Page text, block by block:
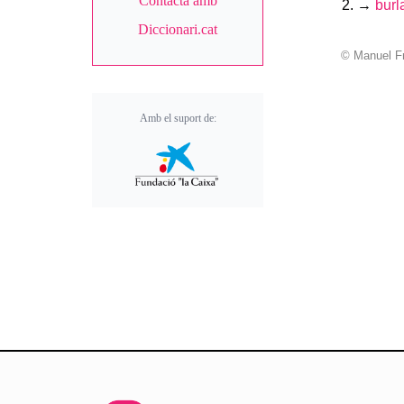
→
© Manuel
Diccionari.cat
Amb el suport de: